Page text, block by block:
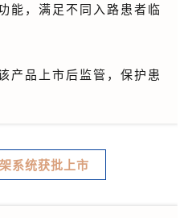
能，满足不同入路患者临
产品上市后监管，保护患
系统获批上市